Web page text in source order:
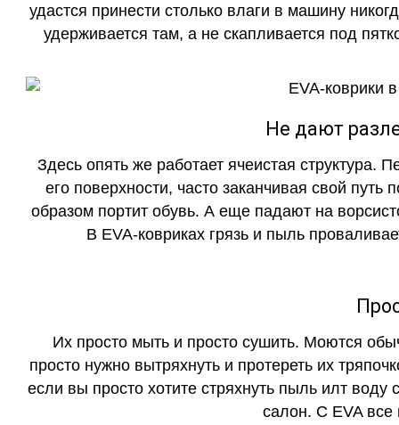
удастся принести столько влаги в машину
удерживается там, а не скапливается под
Не дают
Здесь опять же работает ячеистая структура.
его поверхности, часто заканчивая свой
образом портит обувь. А еще падают на
В EVA-ковриках грязь и пыль
Их просто мыть и просто сушить. Моются
просто нужно вытряхнуть и протереть их
если вы просто хотите стряхнуть пыль илт воду
салон. С EVA все